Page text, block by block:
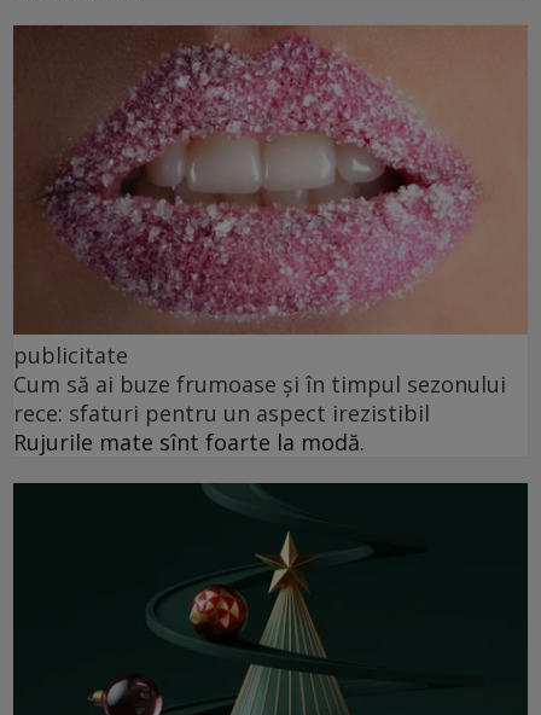
publicitate
Cum să ai buze frumoase şi în timpul sezonului
rece: sfaturi pentru un aspect irezistibil
Rujurile mate sînt foarte la modă.